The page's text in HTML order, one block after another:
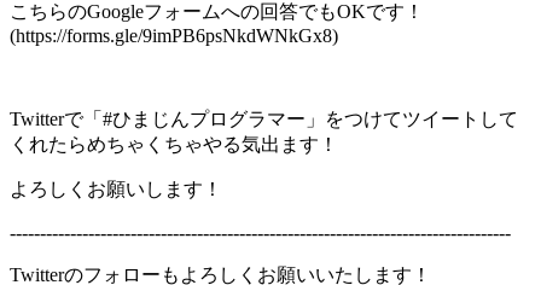
こちらのGoogleフォームへの回答でもOKです！
(https://forms.gle/9imPB6psNkdWNkGx8)
Twitterで「#ひまじんプログラマー」をつけてツイートして
くれたらめちゃくちゃやる気出ます！
よろしくお願いします！
-----------------------------------------------------------------------------------
Twitterのフォローもよろしくお願いいたします！